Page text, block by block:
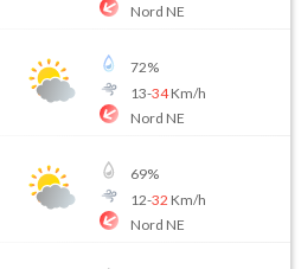
Nord NE
72%
13-34Km/h
Nord NE
69%
12-32 Km/h
Nord NE